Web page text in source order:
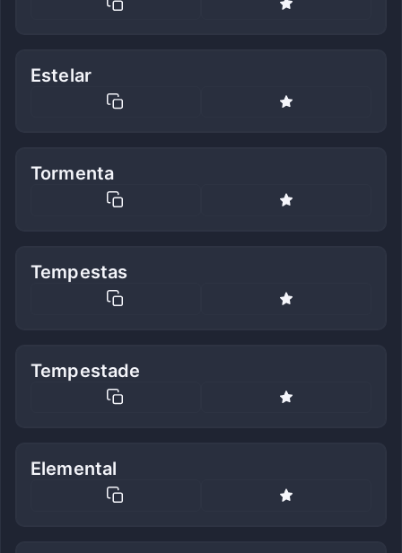
Estelar
Tormenta
Tempestas
Tempestade
Elemental